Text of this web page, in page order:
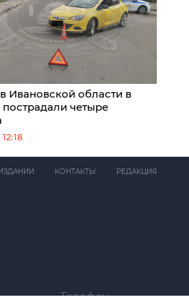
Ивановской области в
четыре
КОНТАКТЫ РЕДАКЦИЯ
Телефон